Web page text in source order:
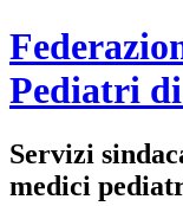
Pediatri
Servizi
medici